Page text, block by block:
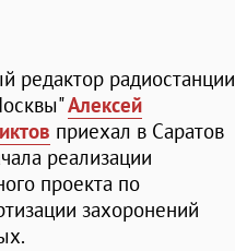
редактор радиостанции
Алексей
приехал в Саратов
реализации
проекта по
захоронений